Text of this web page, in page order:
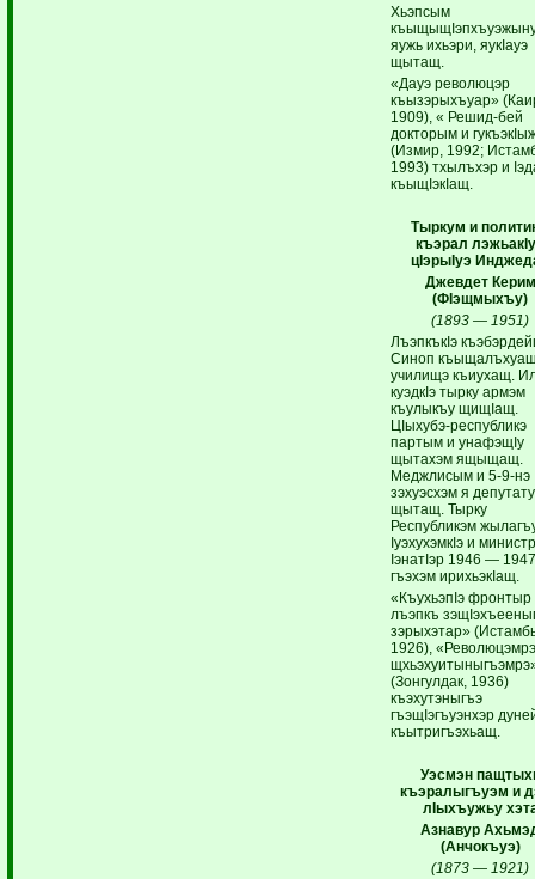
Хьэпсым
яужь ихьэри, яукIауэ
щытащ.
«Дауэ революцэр
къызэрыхъуар»
1909), « Решид-бей
докторым и
(Измир, 1992;
1993) тхылъхэр и
къыщIэкIащ.
Тыркум и
къэрал
цIэрыIуэ
Джевдет Керим
(ФIэщмыхъу)
(1893 — 1951)
ЛъэпкъкIэ
Синоп
училищэ къиухащ.
куэдкIэ тырку армэм
къулыкъу щищIащ.
ЦIыхубэ-республикэ
партым и унафэщIу
щытахэм ящыщащ.
Меджлисым и 5-9-нэ
зэхуэсхэм я депутату
щытащ. Тырку
Республикэм
IуэхухэмкIэ и
IэнатIэр 1946 —
гъэхэм ирихьэкIащ.
«КъухьэпIэ фронтыр
лъэпкъ
зэрыхэтар»
1926),
(Зонгулдак, 1936)
къэхутэныгъэ
гъэщIэгъуэнхэр
къытригъэхьащ.
Уэсмэн
къэралыгъуэм и
лIыхъужьу
Азнавур
(Анчокъуэ)
(1873 — 1921)